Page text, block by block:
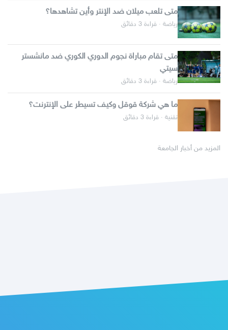
متى تلعب ميلان ضد الإنتر وأين تشاهدها؟
رياضة · قراءة 3 دقائق
متى تقام مباراة نجوم الدوري الكوري ضد مانشستر
سيتي
رياضة · قراءة 3 دقائق
ما هي شركة قوقل وكيف تسيطر على الإنترنت؟
تقنية · قراءة 3 دقائق
المزيد من أخبار الجامعة